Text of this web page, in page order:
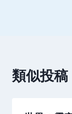
ョ
類似投稿